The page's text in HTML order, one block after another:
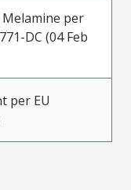
per
DC (04 Feb
per EU